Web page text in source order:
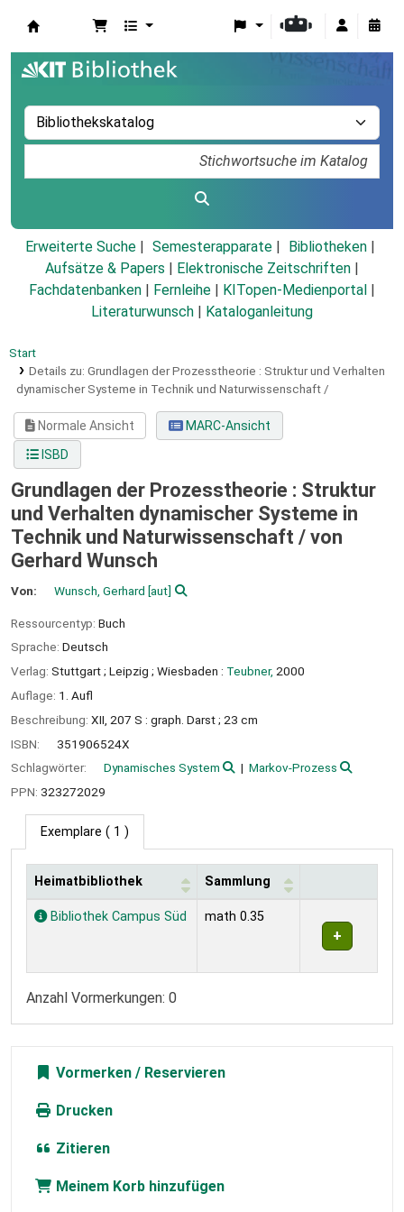
Erweiterte Suche Semesterapparate
Bibliotheken
Aufsätze & Papers
Elektronische Zeitschriften
Fachdatenbanken
Fernleihe KITopen-Medienportal
Literaturwunsch
Kataloganleitung
Start
Details zu: Grundlagen der Prozesstheorie : Struktur und Verhalten
dynamischer Systeme in Technik und Naturwissenschaft /
Normale Ansicht
MARC-Ansicht
ISBD
Grundlagen der Prozesstheorie : Struktur
und Verhalten dynamischer Systeme in
Technik und Naturwissenschaft / von
Gerhard Wunsch
Von: Wunsch, Gerhard [aut]
Ressourcentyp: Buch
Sprache: Deutsch
Verlag: Stuttgart ; Leipzig ; Wiesbaden : Teubner, 2000
Auflage: 1. Aufl
Beschreibung: XII, 207 S : graph. Darst ; 23 cm
ISBN:
351906524X
Schlagwörter:
Dynamisches System
Markov-Prozess
PPN: 323272029
Exemplare ( 1 )
Exemplare
Heimatbibliothek Sammlung
Bibliothek Campus Süd math 0.35
Anzahl Vormerkungen: 0
Vormerken
Drucken
Zitieren
Meinem Korb hinzufügen